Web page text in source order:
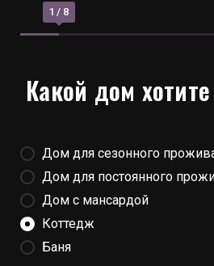
Какой дом
Дом для сезонного
Дом для постоянного
Дом с мансардой
Коттедж
Баня